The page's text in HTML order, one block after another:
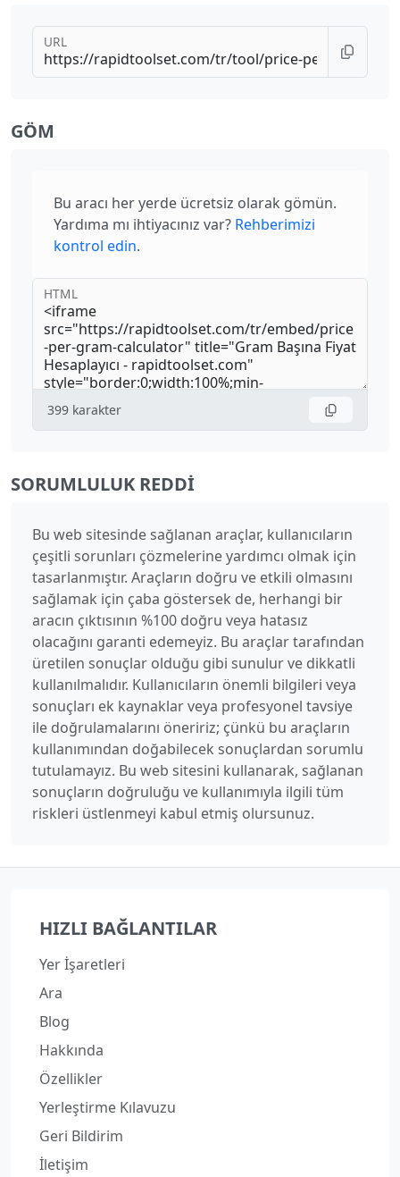
URL
GÖM
Bu aracı her yerde ücretsiz olarak gömün.
Yardıma mı ihtiyacınız var? Rehberimizi
kontrol edin.
HTML
399 karakter
SORUMLULUK REDDI
Bu web sitesinde sağlanan araçlar, kullanıcıların
çeşitli sorunları çözmelerine yardımcı olmak için
tasarlanmıştır. Araçların doğru ve etkili olmasını
sağlamak için çaba göstersek de, herhangi bir
aracın çıktısının %100 doğru veya hatasız
olacağını garanti edemeyiz. Bu araçlar tarafından
üretilen sonuçlar olduğu gibi sunulur ve dikkatli
kullanılmalıdır. Kullanıcıların önemli bilgileri veya
sonuçları ek kaynaklar veya profesyonel tavsiye
ile doğrulamalarını öneririz; çünkü bu araçların
kullanımından doğabilecek sonuçlardan sorumlu
tutulamayız. Bu web sitesini kullanarak, sağlanan
sonuçların doğruluğu ve kullanımıyla ilgili tüm
riskleri üstlenmeyi kabul etmiş olursunuz.
HIZLI BAĞLANTILAR
Yer İşaretleri
Ara
Blog
Hakkında
Özellikler
Yerleştirme Kılavuzu
Geri Bildirim
İletişim